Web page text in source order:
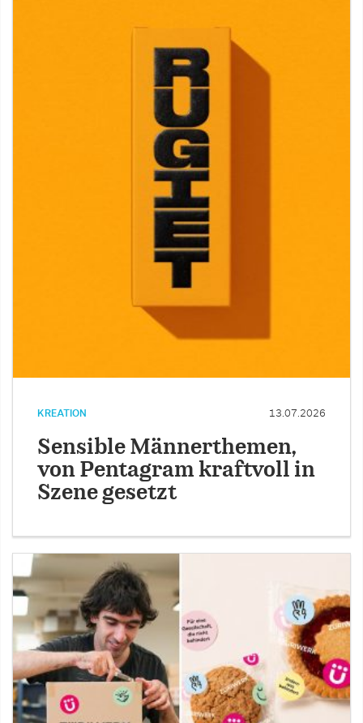
KREATION 13.07.2026
Sensible Männerthemen,
von Pentagram kraftvoll in
Szene gesetzt